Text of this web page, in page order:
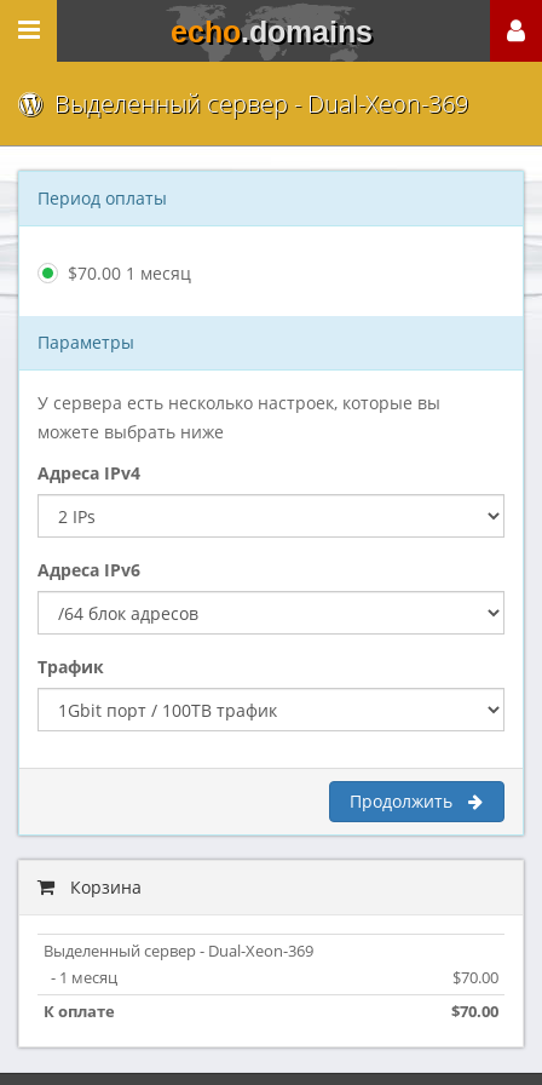
echo.domains
Выделенный сервер - Dual-Xeon-369
Период оплаты
$70.00 1 месяц
Параметры
У сервера есть несколько настроек, которые вы
можете выбрать ниже
Адреса IPv4
Адреса IPv6
Трафик
Продолжить
Корзина
Выделенный сервер - Dual-Xeon-369
- 1 месяц
$70.00
К оплате
$70.00